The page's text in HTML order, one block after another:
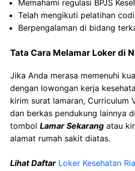
Memahami regulasi BPJS
Telah mengikuti pelatihan
Berpengalaman di bidang
Tata Cara Melamar Loker di
Jika Anda merasa memenuhi
dengan lowongan kerja
kirim surat lamaran, Curriculum
dan berkas pendukung lainnya
tombol Lamar Sekarang atau
alamat rumah sakit diatas.
Lihat Daftar Loker Kesehatan